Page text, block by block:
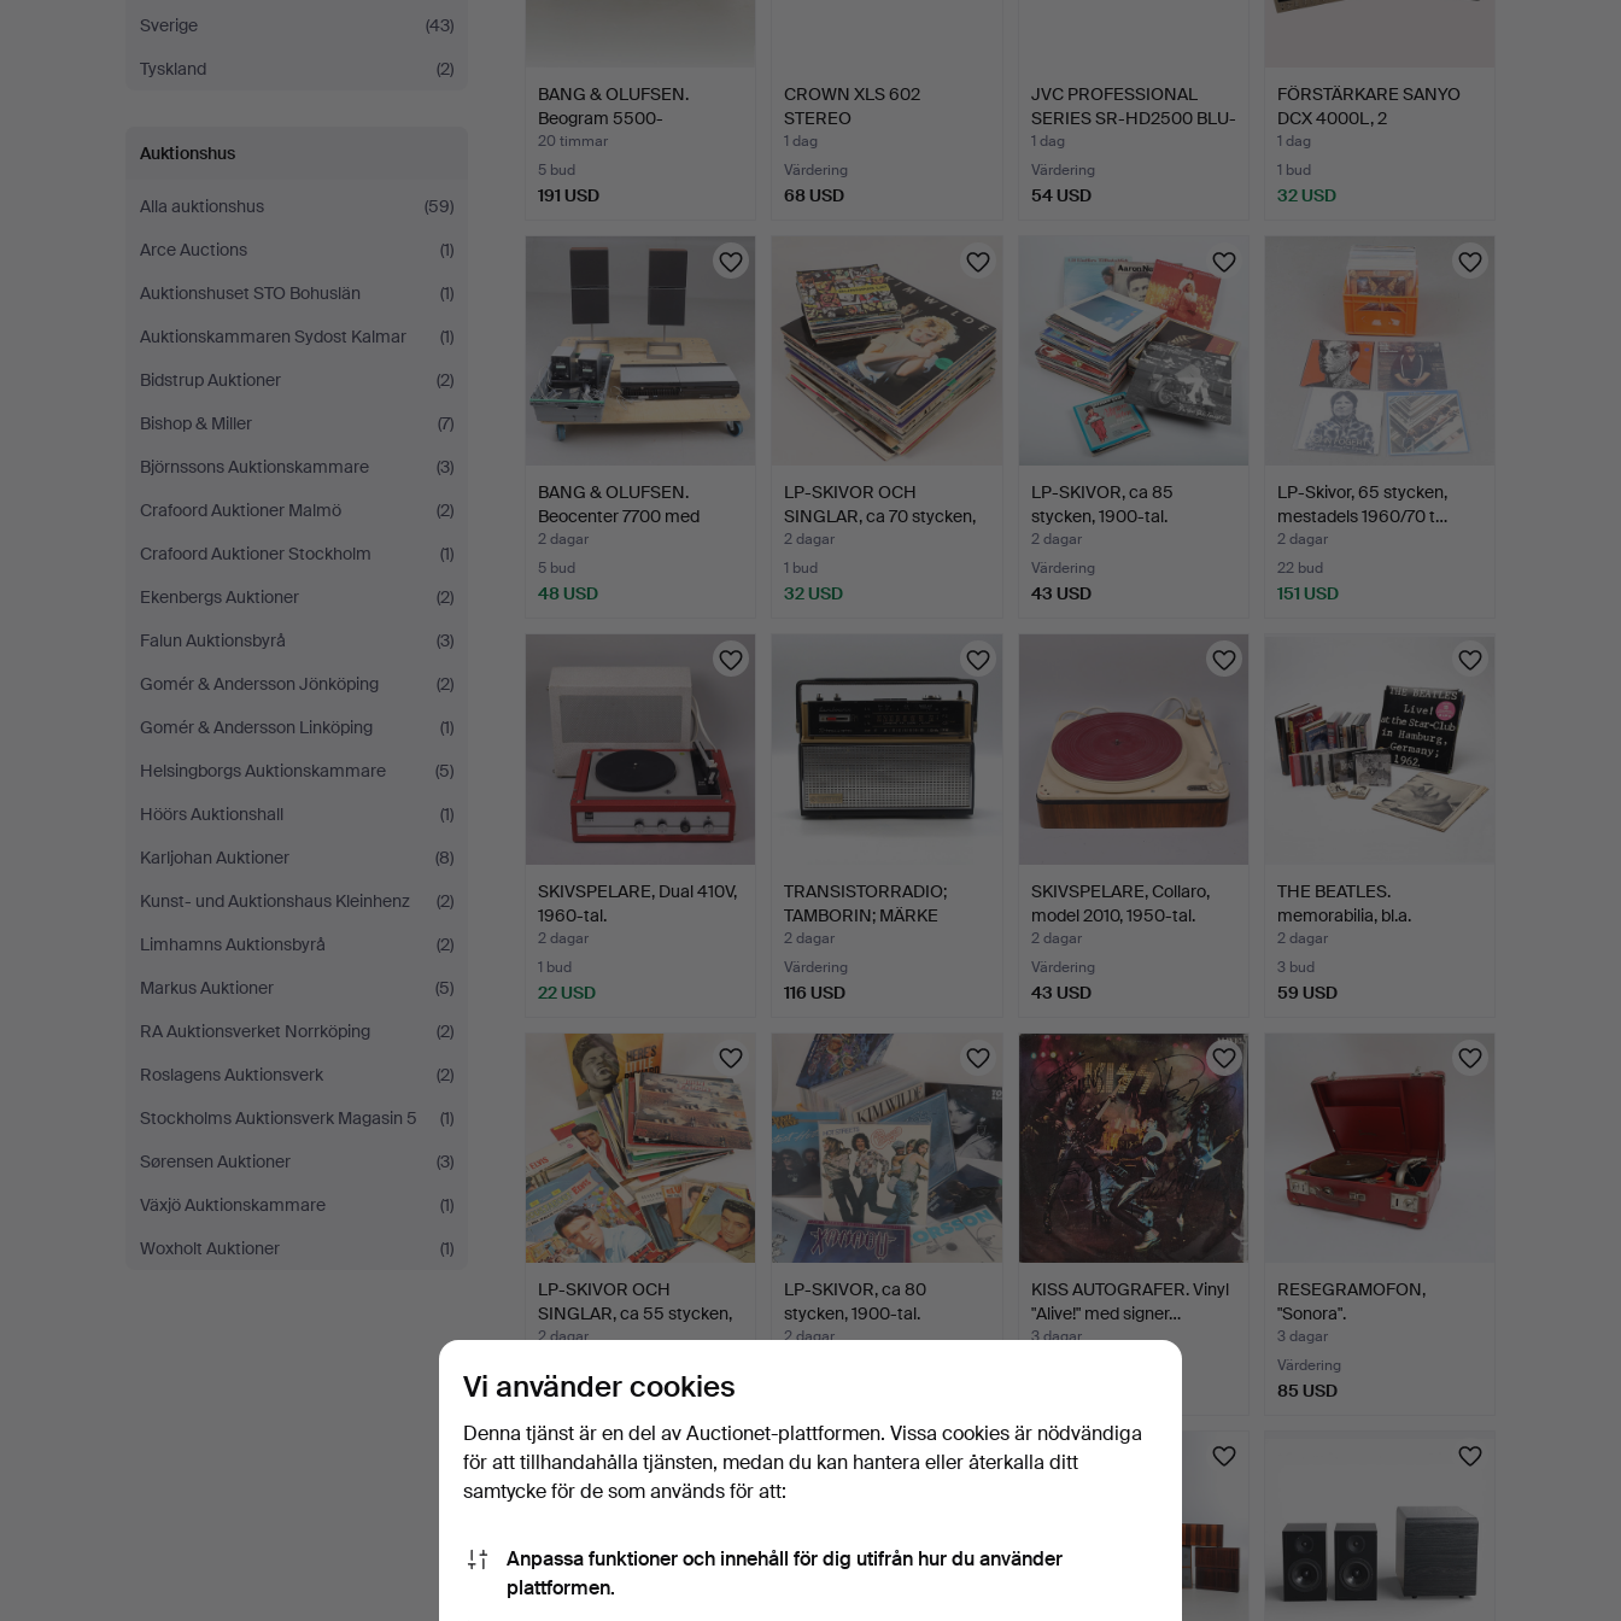
Sverige
(43)
Tyskland
(2)
Auktionshus
Alla auktionshus
(59)
Arce Auctions
(1)
Auktionshuset STO Bohuslän
(1)
Auktionskammaren Sydost Kalmar
(1)
Bidstrup Auktioner
(2)
Bishop & Miller
(7)
Björnssons Auktionskammare
(3)
Crafoord Auktioner Malmö
(2)
Crafoord Auktioner Stockholm
(1)
Ekenbergs Auktioner
(2)
Falun Auktionsbyrå
(3)
Gomér & Andersson Jönköping
(2)
Gomér & Andersson Linköping
(1)
Helsingborgs Auktionskammare
(5)
Höörs Auktionshall
(1)
Karljohan Auktioner
(8)
Kunst- und Auktionshaus Kleinhenz
(2)
Limhamns Auktionsbyrå
(2)
Markus Auktioner
(5)
RA Auktionsverket Norrköping
(2)
Roslagens Auktionsverk
(2)
Stockholms Auktionsverk Magasin 5
(1)
Sørensen Auktioner
(3)
Växjö Auktionskammare
(1)
Woxholt Auktioner
(1)
BANG & OLUFSEN.
Beogram 5500-
anläggning me…
20 timmar
5 bud
191 USD
CROWN XLS 602
STEREO
EFFEKTFÖRSTÄRKARE.
1 dag
Värdering
68 USD
JVC PROFESSIONAL
SERIES SR-HD2500 BLU-
RAY …
1 dag
Värdering
54 USD
FÖRSTÄRKARE SANYO
DCX 4000L, 2
HÖGTALARE L…
1 dag
1 bud
32 USD
BANG & OLUFSEN.
Beocenter 7700 med
högtala…
2 dagar
5 bud
48 USD
LP-SKIVOR OCH
SINGLAR, ca 70 stycken,
blan…
2 dagar
1 bud
32 USD
LP-SKIVOR, ca 85
stycken, 1900-tal.
2 dagar
Värdering
43 USD
LP-Skivor, 65 stycken,
mestadels 1960/70 t…
2 dagar
22 bud
151 USD
SKIVSPELARE, Dual 410V,
1960-tal.
2 dagar
1 bud
22 USD
TRANSISTORRADIO;
TAMBORIN; MÄRKE
SCHNEIDER…
2 dagar
Värdering
116 USD
SKIVSPELARE, Collaro,
model 2010, 1950-tal.
2 dagar
Värdering
43 USD
THE BEATLES.
memorabilia, bl.a.
samlarbild…
2 dagar
3 bud
59 USD
LP-SKIVOR OCH
SINGLAR, ca 55 stycken,
mest…
2 dagar
59 USD
LP-SKIVOR, ca 80
stycken, 1900-tal.
2 dagar
KISS AUTOGRAFER. Vinyl
"Alive!" med signer…
3 dagar
RESEGRAMOFON,
"Sonora".
3 dagar
Värdering
85 USD
Vi använder cookies
Denna tjänst är en del av Auctionet-plattformen. Vissa cookies är nödvändiga
för att tillhandahålla tjänsten, medan du kan hantera eller återkalla ditt
samtycke för de som används för att:
Anpassa funktioner och innehåll för dig utifrån hur du använder
plattformen.